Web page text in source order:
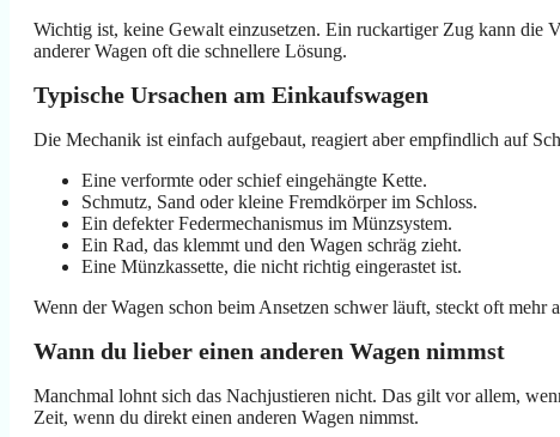
Wichtig ist, keine Gewalt einzusetzen. Ein ruckartiger Zug kann die
anderer Wagen oft die schnellere Lösung.
Typische Ursachen am Einkaufswagen
Die Mechanik ist einfach aufgebaut, reagiert aber empfindlich auf
Eine verformte oder schief eingehängte Kette.
Schmutz, Sand oder kleine Fremdkörper im Schloss.
Ein defekter Federmechanismus im Münzsystem.
Ein Rad, das klemmt und den Wagen schräg zieht.
Eine Münzkassette, die nicht richtig eingerastet ist.
Wenn der Wagen schon beim Ansetzen schwer läuft, steckt oft
Wann du lieber einen anderen Wagen nimmst
Manchmal lohnt sich das Nachjustieren nicht. Das gilt vor allem,
Zeit, wenn du direkt einen anderen Wagen nimmst.